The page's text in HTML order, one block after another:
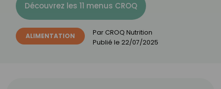
Découvrez les 11 menus CROQ
ALIMENTATION Par CROQ Nutrition
Publié le 22/07/2025